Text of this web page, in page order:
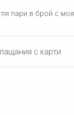
пари в брой с моя
с карти